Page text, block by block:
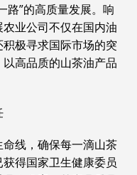
路”的高质量发展。响
业公司不仅在国内油
极寻求国际市场的突
高品质的山茶油产品
线，确保每一滴山茶
得国家卫生健康委员